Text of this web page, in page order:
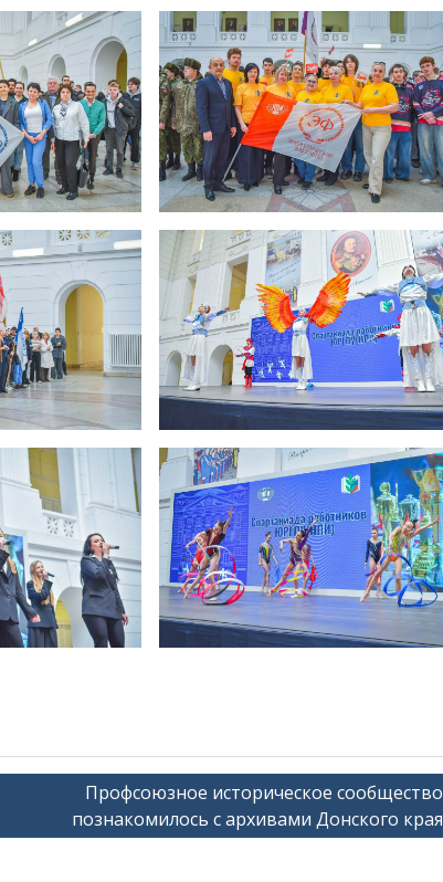
Профсоюзное историческое сообщество
познакомилось с архивами Донского края